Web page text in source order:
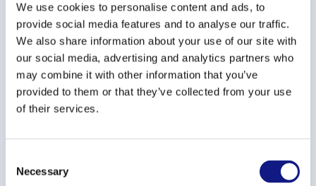
We use cookies to personalise content and ads, to
provide social media features and to analyse our traffic.
We also share information about your use of our site with
our social media, advertising and analytics partners who
may combine it with other information that you’ve
provided to them or that they’ve collected from your use
of their services.
Necessary
Diplôme de technicien (DT), le Diplôme de fin
d’études secondaires générales et le Brevet de
maîtrise;
le Brevet de technicien supérieur (BTS);
l’accès aux études ou l’obtention de dispenses
partielles d’études pour les Bachelor et Master.
Lundi 26 septembre 2022 en luxembourgeois